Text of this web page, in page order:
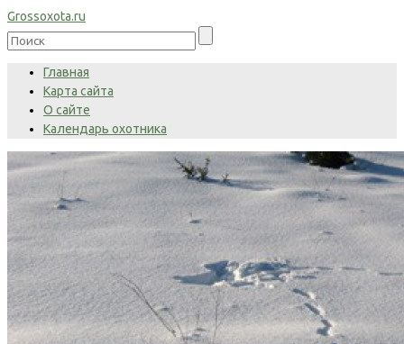
Grossoxota.ru
Главная
Карта сайта
О сайте
Календарь охотника